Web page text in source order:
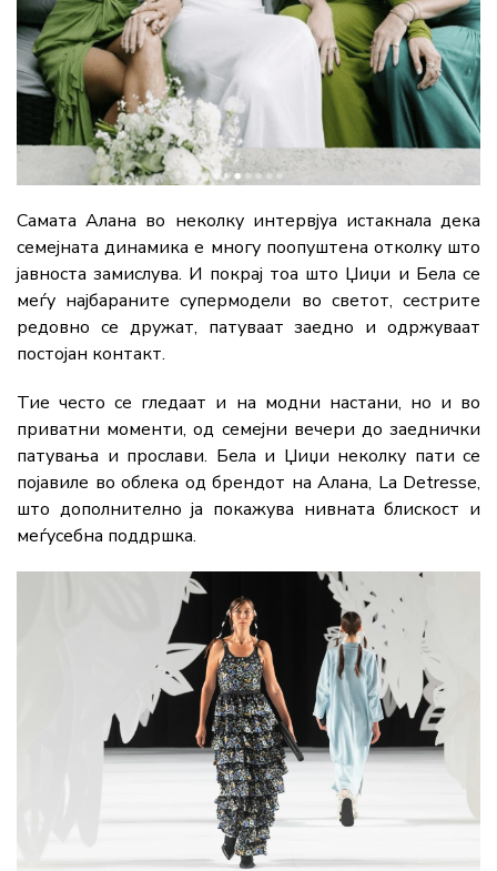
Самата Алана во неколку интервјуа истакнала дека
семејната динамика е многу поопуштена отколку што
јавноста замислува. И покрај тоа што Џиџи и Бела се
меѓу најбараните супермодели во светот, сестрите
редовно се дружат, патуваат заедно и одржуваат
постојан контакт.
Тие често се гледаат и на модни настани, но и во
приватни моменти, од семејни вечери до заеднички
патувања и прослави. Бела и Џиџи неколку пати се
појавиле во облека од брендот на Алана, La Detresse,
што дополнително ја покажува нивната блискост и
меѓусебна поддршка.